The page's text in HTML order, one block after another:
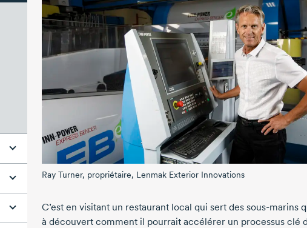
Ray Turner, propriétaire, Lenmak Exterior Innovations
C’est en visitant un restaurant local qui sert des sous-marins
à découvert comment il pourrait accélérer un processus clé